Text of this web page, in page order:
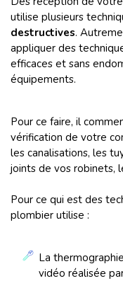
utilise plusieurs
destructives.
appliquer des
efficaces et sans
équipements.
Pour ce faire, il
vérification de votre
les canalisations, les
joints de vos robinets,
Pour ce qui est des
plombier utilise :
La
vidéo réalisée